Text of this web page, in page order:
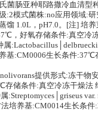
菌肠亚种耶路撒冷血清型
:2模式菌株:no应用领域:
馏 1.0L，pH7.0。[注] 培
，好氧存储条件:真空冷
基:CM0006生长条件:37℃
提供形式:冻干物
储条件:真空冷冻干燥法
:Streptomyces│griseus
培养基:CM0014生长条